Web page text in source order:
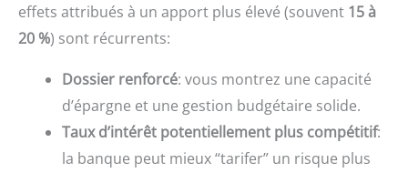
effets attribués à un apport plus élevé (souvent 15 à
20 %) sont récurrents:
Dossier renforcé: vous montrez une capacité
d’épargne et une gestion budgétaire solide.
Taux d’intérêt potentiellement plus compétitif:
la banque peut mieux “tarifer” un risque plus